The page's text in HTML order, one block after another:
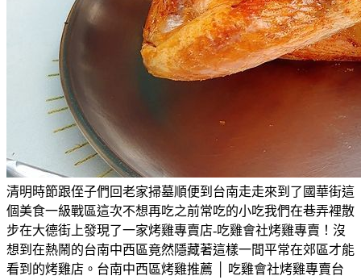
清明時節跟侄子們回老家掃墓順便到台南走走來到了國華街這
個美食一級戰區這次不想再吃之前常吃的小吃我們在巷弄裡散
步在大德街上發現了一家烤雞專賣店-吃雞會社烤雞專賣！沒
想到在熱鬧的台南中西區竟然隱藏著這樣一間平常在郊區才能
看到的烤雞店。台南中西區烤雞推薦 │ 吃雞會社烤雞專賣台